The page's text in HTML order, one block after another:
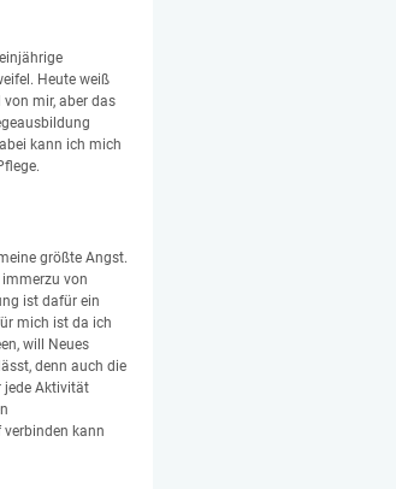
Heute weiß
mir, aber das
kann ich mich
größte Angst.
von
ist dafür ein
mich ist da ich
will Neues
denn auch die
jede Aktivität
kann